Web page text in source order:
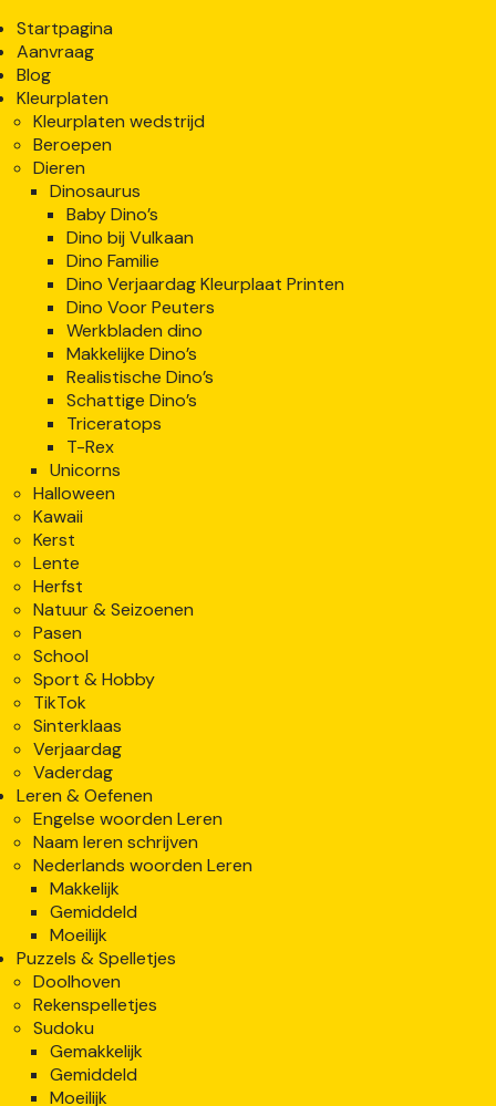
Startpagina
Aanvraag
Blog
Kleurplaten
Kleurplaten wedstrijd
Beroepen
Dieren
Dinosaurus
Baby Dino’s
Dino bij Vulkaan
Dino Familie
Dino Verjaardag Kleurplaat Printen
Dino Voor Peuters
Werkbladen dino
Makkelijke Dino’s
Realistische Dino’s
Schattige Dino’s
Triceratops
T-Rex
Unicorns
Halloween
Kawaii
Kerst
Lente
Herfst
Natuur & Seizoenen
Pasen
School
Sport & Hobby
TikTok
Sinterklaas
Verjaardag
Vaderdag
Leren & Oefenen
Engelse woorden Leren
Naam leren schrijven
Nederlands woorden Leren
Makkelijk
Gemiddeld
Moeilijk
Puzzels & Spelletjes
Doolhoven
Rekenspelletjes
Sudoku
Gemakkelijk
Gemiddeld
Moeilijk